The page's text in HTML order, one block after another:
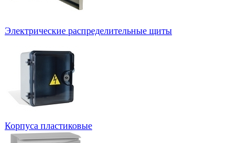
Электрические распределительные щиты
Корпуса пластиковые